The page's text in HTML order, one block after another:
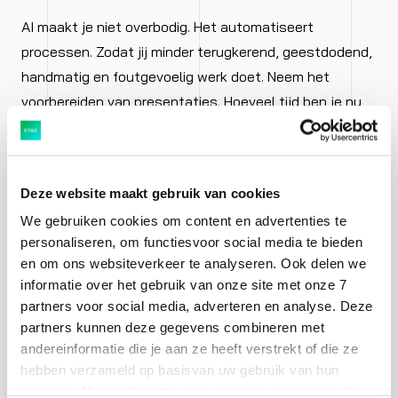
Deze website maakt gebruik van cookies
We gebruiken cookies om content en advertenties te
personaliseren, om functiesvoor social media te bieden
en om ons websiteverkeer te analyseren. Ook delen we
informatie over het gebruik van onze site met onze 7
partners voor social media, adverteren en analyse. Deze
partners kunnen deze gegevens combineren met
andereinformatie die je aan ze heeft verstrekt of die ze
hebben verzameld op basisvan uw gebruik van hun
AI maakt je niet overbodig. Het automatiseert
processen. Zodat jij minder terugkerend, geestdodend,
handmatig en foutgevoelig werk doet. Neem het
voorbereiden van presentaties. Hoeveel tijd ben je nu
kwijt om een mooie Powerpoint in elkaar te zetten?
Met Microsoft Copilot kan je die waardevolle tijd in
maakt Copilot namelijk een kant-en-klare Powerpoint
voor je. De tijd die je hiermee bespaart kan je steken in
werk waar je meer voldoening uithaalt. Zoals
meedenken over verbeteringen binnen je organisatie, of
strategische keuzes. Zo wordt je werk leuker en
uitdagender.